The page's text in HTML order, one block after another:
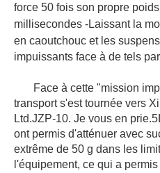
force 50 fois son propre
millisecondes -Laissant la
en caoutchouc et les
impuissants face à de tels
Face à cette "mission
transport s'est tournée vers
Ltd.JZP-10. Je vous en prie.5
ont permis d'atténuer avec
extrême de 50 g dans les
l'équipement, ce qui a